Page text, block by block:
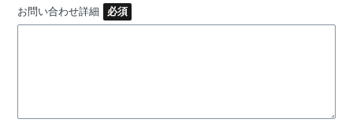
お問い合わせ詳細